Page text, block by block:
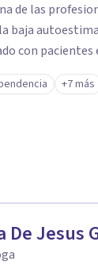
de las
baja
enfoque
raíz que lo
sanas tu mundo
de elegir y de
+7 más
De Jesus